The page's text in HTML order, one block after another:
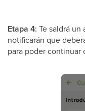
Etapa 4: Te saldrá
notificarán que
para poder